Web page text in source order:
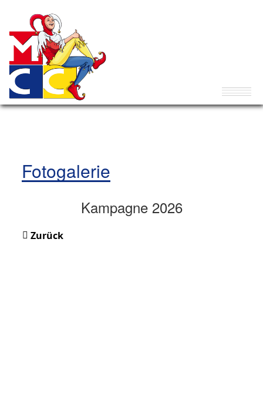
Fotogalerie
Kampagne 2026
Zurück